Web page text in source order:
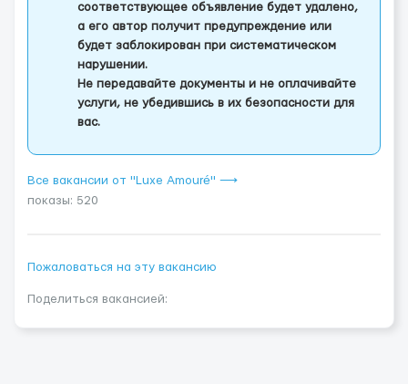
соответствующее объявление будет удалено,
а его автор получит предупреждение или
будет заблокирован при систематическом
нарушении.
Не передавайте документы и не оплачивайте
услуги, не убедившись в их безопасности для
вас.
Все вакансии от "Luxe Amouré" ⟶
показы: 520
Пожаловаться на эту вакансию
Поделиться вакансией: